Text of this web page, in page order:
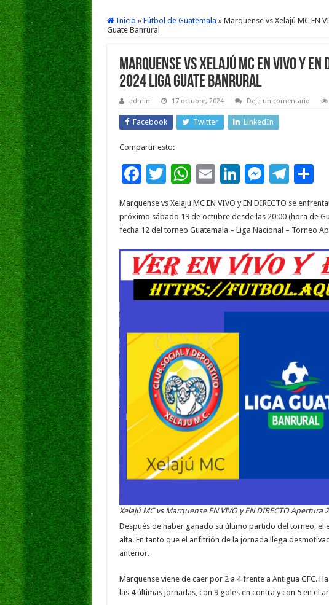
Inicio » Fútbol de Guatemala » Marquense vs Xelajú MC EN
Guate Banrural
Marquense vs Xelajú MC EN VIVO y
2024 Liga Guate Banrural
admin 17 octubre, 2024 Deja un comentario
Facebook Twitter LinkedIn
Compartir esto:
F
e
b
o
o
k
T
wi
tt
er
W
at
sA
p
p
E
ai
l
Li
k
e
dI
n
M
se
n
g
er
T
e
gr
a
m
C
p
ti
r
Marquense vs Xelajú MC EN VIVO y EN DIRECTO se
próximo sábado 19 de octubre desde las 20:00 (hora de
fecha 12 del torneo Guatemala – Liga Nacional – Torneo
Xelajú MC vs Marquense EN VIVO y EN DIRECTO Apertura
Después de haber ganado su último partido del torneo, el
alta. En tanto que el anfitrión de la jornada llega
anterior.
Marquense viene de caer por 2 a 4 frente a Antigua GFC.
las 4 últimas jornadas, con 9 goles en contra y con 5 en el